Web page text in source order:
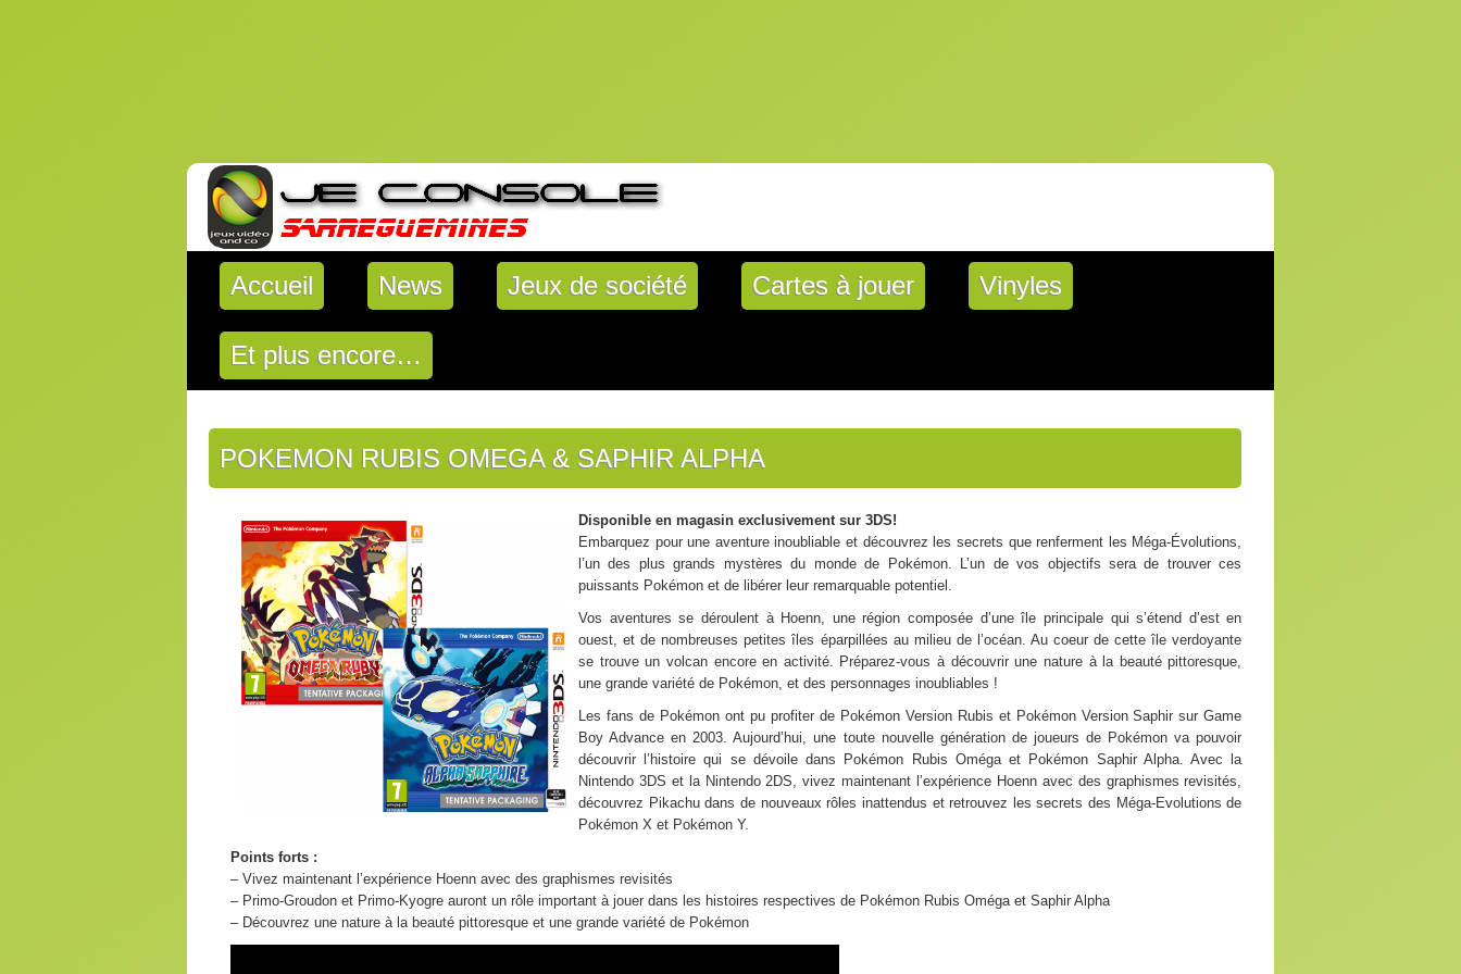
Accueil News Jeux de société Cartes à jouer Vinyles
Et plus encore…
POKEMON RUBIS OMEGA & SAPHIR ALPHA
Disponible en magasin exclusivement sur 3DS!
Embarquez pour une aventure inoubliable et découvrez les secrets que renferment les Méga-Évolutions,
l’un des plus grands mystères du monde de Pokémon. L’un de vos objectifs sera de trouver ces
puissants Pokémon et de libérer leur remarquable potentiel.
Vos aventures se déroulent à Hoenn, une région composée d’une île principale qui s’étend d’est en
ouest, et de nombreuses petites îles éparpillées au milieu de l’océan. Au coeur de cette île verdoyante
se trouve un volcan encore en activité. Préparez-vous à découvrir une nature à la beauté pittoresque,
une grande variété de Pokémon, et des personnages inoubliables !
Les fans de Pokémon ont pu profiter de Pokémon Version Rubis et Pokémon Version Saphir sur Game
Boy Advance en 2003. Aujourd’hui, une toute nouvelle génération de joueurs de Pokémon va pouvoir
découvrir l’histoire qui se dévoile dans Pokémon Rubis Oméga et Pokémon Saphir Alpha. Avec la
Nintendo 3DS et la Nintendo 2DS, vivez maintenant l’expérience Hoenn avec des graphismes revisités,
découvrez Pikachu dans de nouveaux rôles inattendus et retrouvez les secrets des Méga-Evolutions de
Pokémon X et Pokémon Y.
Points forts :
– Vivez maintenant l’expérience Hoenn avec des graphismes revisités
– Primo-Groudon et Primo-Kyogre auront un rôle important à jouer dans les histoires respectives de Pokémon Rubis Oméga et Saphir Alpha
– Découvrez une nature à la beauté pittoresque et une grande variété de Pokémon